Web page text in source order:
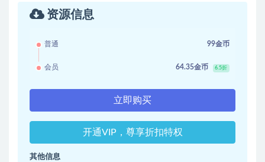
资源信息
普通 99金币
会员 64.35金币 6.5折
立即购买
开通VIP，尊享折扣特权
其他信息